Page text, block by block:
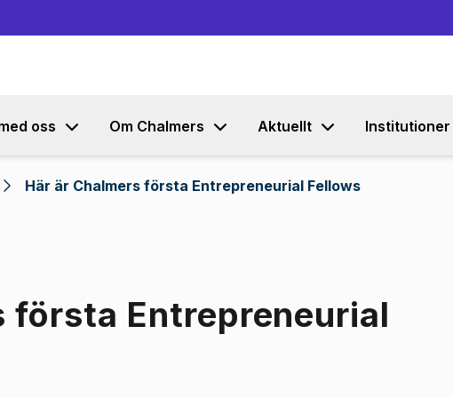
oss Om Chalmers Aktuellt Institutioner
Här är Chalmers första Entrepreneurial Fellows
första Entrepreneurial